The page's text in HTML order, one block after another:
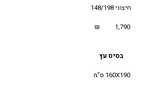
חיצוני 148/198
1,790 ₪
בסיס עץ
160X190 ס”מ